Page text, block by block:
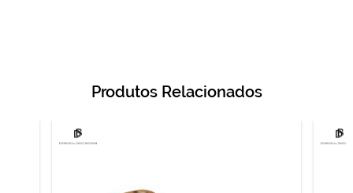
Produtos Relacionados